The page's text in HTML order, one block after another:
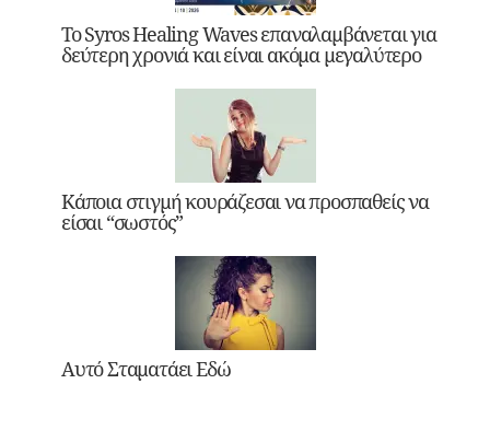
Το Syros Healing Waves επαναλαμβάνεται για
δεύτερη χρονιά και είναι ακόμα μεγαλύτερο
Κάποια στιγμή κουράζεσαι να προσπαθείς να
είσαι “σωστός”
Αυτό Σταματάει Εδώ